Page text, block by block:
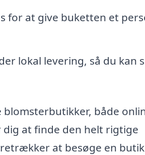
for at give buketten et
lokal levering, så du kan
både
at finde den helt rigtige
at besøge en butik